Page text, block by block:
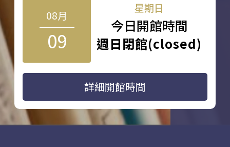
08月
09
星期日
今日開館時間
週日閉館(closed)
詳細開館時間